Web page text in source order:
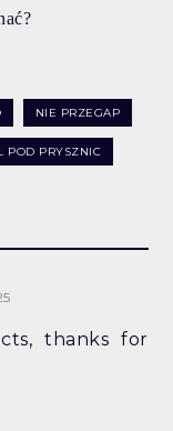
NIE PRZEGAP
POD PRYSZNIC
thanks for